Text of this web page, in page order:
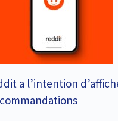
a l’intention